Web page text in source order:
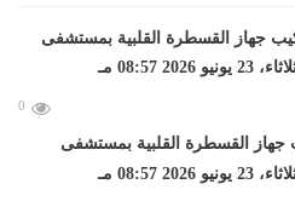
0
تركيب جهاز القسطرة القلبية بمستشفى
مـ